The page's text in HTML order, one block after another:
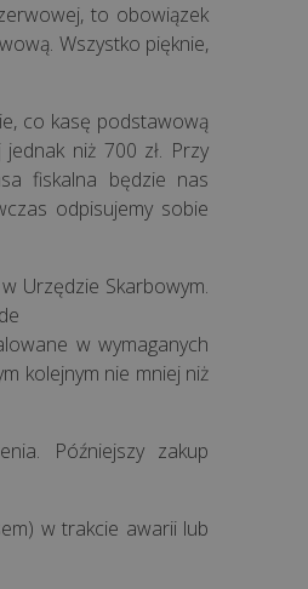
to obowiązek
Wszystko pięknie,
co kasę podstawową
niż 700 zł. Przy
fiskalna będzie nas
odpisujemy sobie
Urzędzie Skarbowym.
w wymaganych
kolejnym nie mniej niż
Późniejszy zakup
w trakcie awarii lub